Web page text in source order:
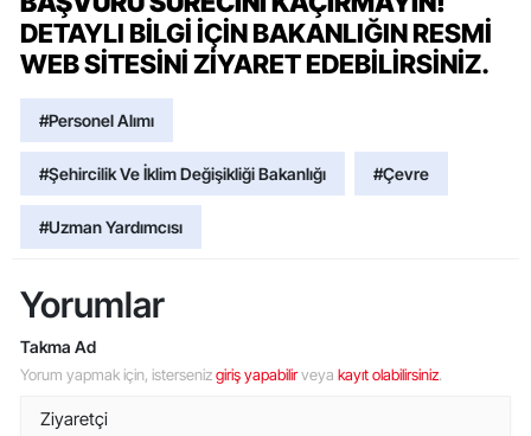
DETAYLI BILGI IÇIN BAKANLIĞIN RESMI
WEB SITESINI ZIYARET EDEBILIRSINIZ.
#Personel Alımı
#Şehircilik Ve İklim Değişikliği Bakanlığı #Çevre
#Uzman Yardımcısı
Yorumlar
Takma Ad
Yorum yapmak için, istersenizgiriş yapabilirveya kayıt olabilirsiniz.